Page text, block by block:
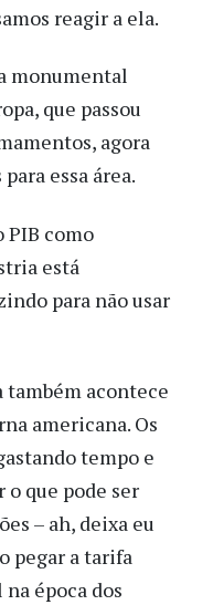
reagir a ela.
monumental
que passou
agora
essa área.
PIB como
está
para não usar
também acontece
americana. Os
tempo e
que pode ser
– ah, deixa eu
pegar a tarifa
época dos